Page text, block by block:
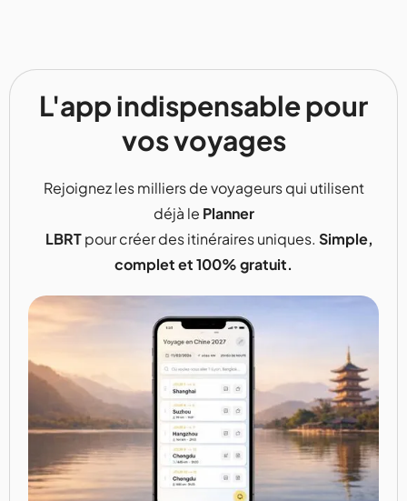
L'app indispensable pour
vos voyages
Rejoignez les milliers de voyageurs qui utilisent
déjà le Planner
LBRTpour créer des itinéraires uniques. Simple,
complet et 100% gratuit.